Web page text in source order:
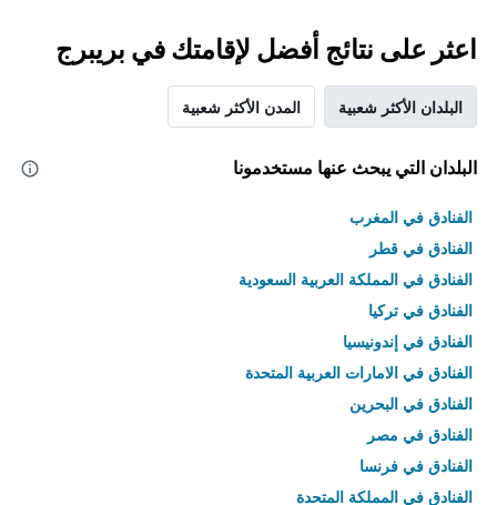
اعثر على نتائج أفضل لإقامتك في بريبرج
البلدان الأكثر شعبية المدن الأكثر شعبية
البلدان التي يبحث عنها مستخدمونا
الفنادق في المغرب
الفنادق في قطر
الفنادق في المملكة العربية السعودية
الفنادق في تركيا
الفنادق في إندونيسيا
الفنادق في الامارات العربية المتحدة
الفنادق في البحرين
الفنادق في مصر
الفنادق في فرنسا
الفنادق في المملكة المتحدة